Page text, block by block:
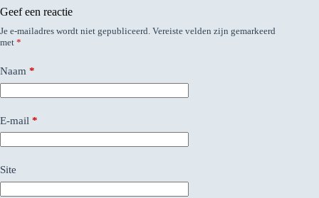
Geef een reactie
Je e-mailadres wordt niet gepubliceerd. Vereiste velden zijn gemarkeerd
met *
Naam *
E-mail *
Site